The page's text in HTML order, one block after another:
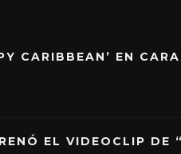
CARIBBEAN’ EN
EL VIDEOCLIP DE